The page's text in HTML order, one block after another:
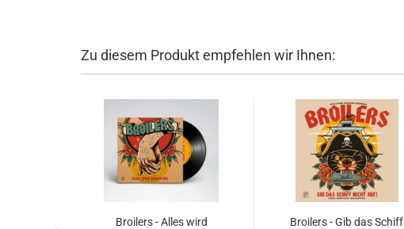
Zu diesem Produkt empfehlen wir Ihnen:
Broilers - Alles wird
Broilers - Gib das Schiff